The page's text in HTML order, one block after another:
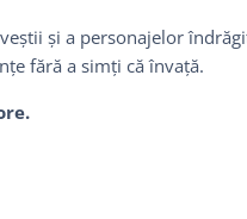
și a personajelor
fără a simți că învață.